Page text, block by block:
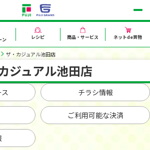
ン レシピ 商品・サービス ネットde買物
ザ・カジュアル池田店
ジュアル池田店
チラシ情報
ご利用可能な決済